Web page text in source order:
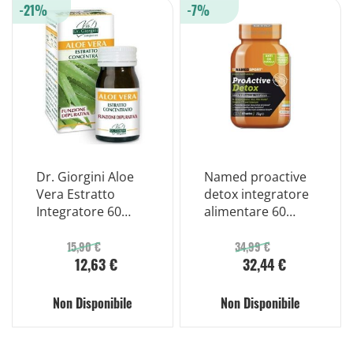
Dr. Giorgini Aloe
Vera Estratto
Integratore 60
15,90 €
12,63 €
-21%
Non Disponibile
Named proactive
detox integratore
alimentare 60
34,99 €
32,44 €
-7%
Non Disponibile